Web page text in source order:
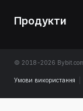
Продукти
© 2018-2026
Умови використання